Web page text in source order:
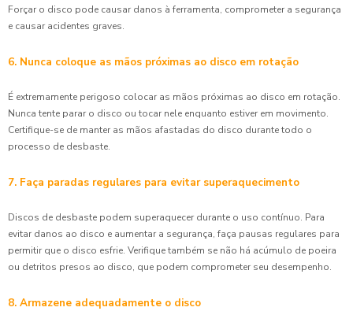
Forçar o disco pode causar danos à ferramenta, comprometer a segurança
e causar acidentes graves.
6. Nunca coloque as mãos próximas ao disco em rotação
É extremamente perigoso colocar as mãos próximas ao disco em rotação.
Nunca tente parar o disco ou tocar nele enquanto estiver em movimento.
Certifique-se de manter as mãos afastadas do disco durante todo o
processo de desbaste.
7. Faça paradas regulares para evitar superaquecimento
Discos de desbaste podem superaquecer durante o uso contínuo. Para
evitar danos ao disco e aumentar a segurança, faça pausas regulares para
permitir que o disco esfrie. Verifique também se não há acúmulo de poeira
ou detritos presos ao disco, que podem comprometer seu desempenho.
8. Armazene adequadamente o disco